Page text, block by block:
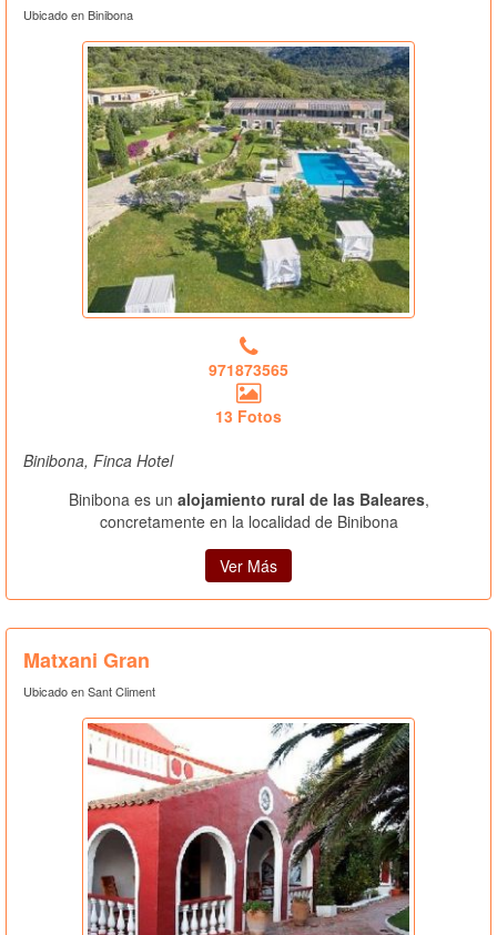
Ubicado en Binibona
971873565
13 Fotos
Binibona, Finca Hotel
Binibona es un alojamiento rural de las Baleares,
concretamente en la localidad de Binibona
Ver Más
Matxani Gran
Ubicado en Sant Climent